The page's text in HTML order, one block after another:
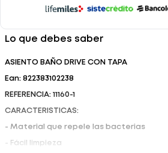
Lo que debes saber
ASIENTO BAÑO DRIVE CON TAPA
Ean: 822383102238
REFERENCIA: 11160-1
CARACTERISTICAS:
- Material que repele las bacterias
- Fácil limpieza